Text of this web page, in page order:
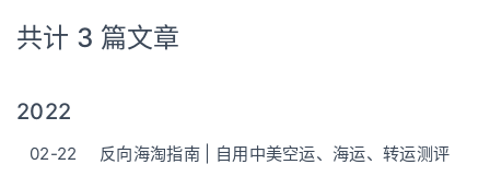
共计 3 篇文章
2022
02-22 反向海淘指南 | 自用中美空运、海运、转运测评